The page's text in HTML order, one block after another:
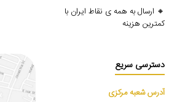
🔸 ارسال به همه ی نقاط ایران با
کمترین هزینه
دسترسی سریع
آدرس شعبه مرکزی